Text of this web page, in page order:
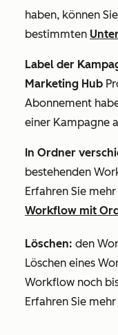
haben, können
bestimmten
Label der
Marketing Hub
Abonnement
einer Kampagne
In Ordner
bestehenden
Erfahren Sie
Workflow mit
Löschen: den
Löschen eines
Workflow noch
Erfahren Sie